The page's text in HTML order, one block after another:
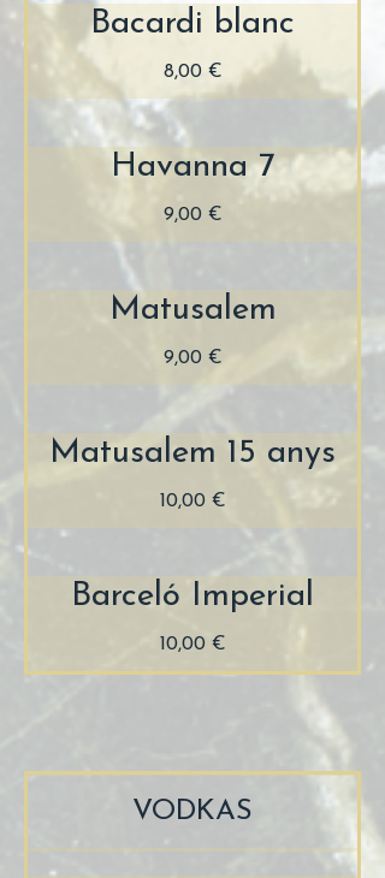
Bacardi blanc
8,00 €
Havanna 7
9,00 €
Matusalem
9,00 €
Matusalem 15 anys
10,00 €
Barceló Imperial
10,00 €
VODKAS